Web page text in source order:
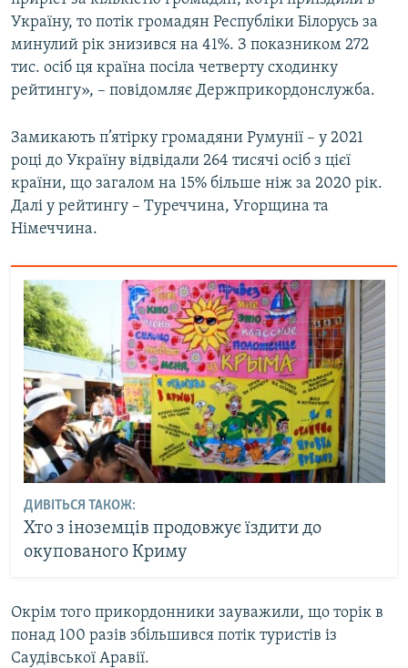
Україну, то потік громадян Республіки Білорусь за
минулий рік знизився на 41%. З показником 272
тис. осіб ця країна посіла четверту сходинку
рейтингу», – повідомляє Держприкордонслужба.
Замикають п’ятірку громадяни Румунії – у 2021
році до Україну відвідали 264 тисячі осіб з цієї
країни, що загалом на 15% більше ніж за 2020 рік.
Далі у рейтингу – Туреччина, Угорщина та
Німеччина.
ДИВІТЬСЯ ТАКОЖ:
Хто з іноземців продовжує їздити до
окупованого Криму
Окрім того прикордонники зауважили, що торік в
понад 100 разів збільшився потік туристів із
Саудівської Аравії.